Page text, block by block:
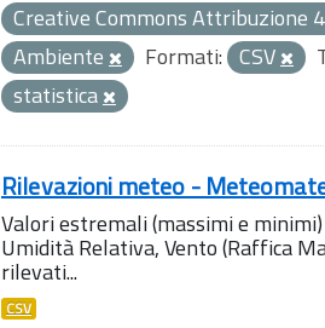
Creative Commons Attribuzione
Ambiente
Formati: CSV
statistica
Rilevazioni meteo -
Valori estremali (massimi e
Umidità Relativa, Vento (Raffica
rilevati...
CSV